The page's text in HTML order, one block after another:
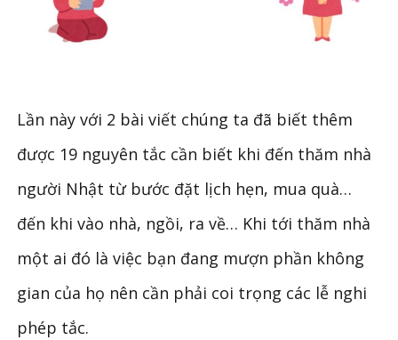
Lần này với 2 bài viết chúng ta đã biết thêm
được 19 nguyên tắc cần biết khi đến thăm nhà
người Nhật từ bước đặt lịch hẹn, mua quà…
đến khi vào nhà, ngồi, ra về… Khi tới thăm nhà
một ai đó là việc bạn đang mượn phần không
gian của họ nên cần phải coi trọng các lễ nghi
phép tắc.